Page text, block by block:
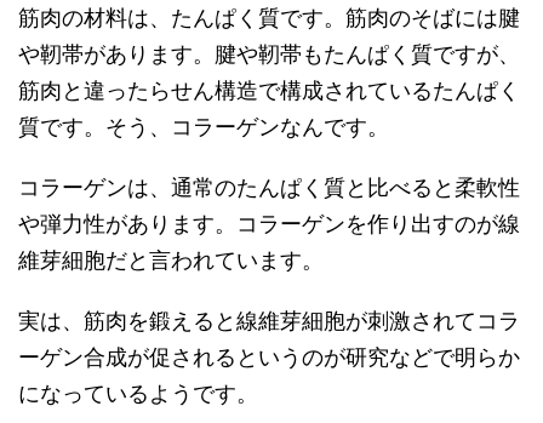
筋肉の材料は、たんぱく質です。筋肉のそばには腱
や靭帯があります。腱や靭帯もたんぱく質ですが、
筋肉と違ったらせん構造で構成されているたんぱく
質です。そう、コラーゲンなんです。
コラーゲンは、通常のたんぱく質と比べると柔軟性
や弾力性があります。コラーゲンを作り出すのが線
維芽細胞だと言われています。
実は、筋肉を鍛えると線維芽細胞が刺激されてコラ
ーゲン合成が促されるというのが研究などで明らか
になっているようです。